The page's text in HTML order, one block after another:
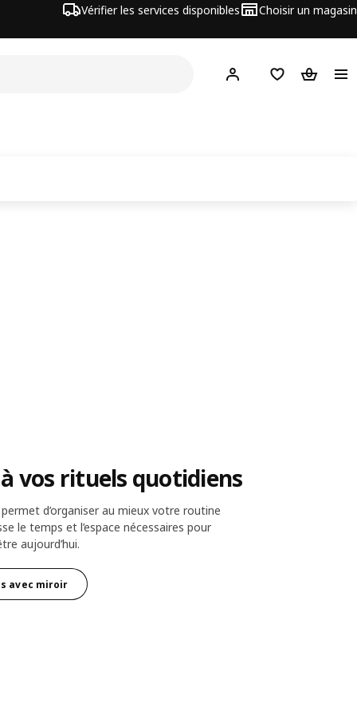
Vérifier les services disponibles Choisir un magasin
Hej ! Connectez-vous
Listes dePanier
vos rituels quotidiens
d’organiser au mieux votre routine
le temps et l’espace nécessaires pour
aujourd’hui.
avec miroir